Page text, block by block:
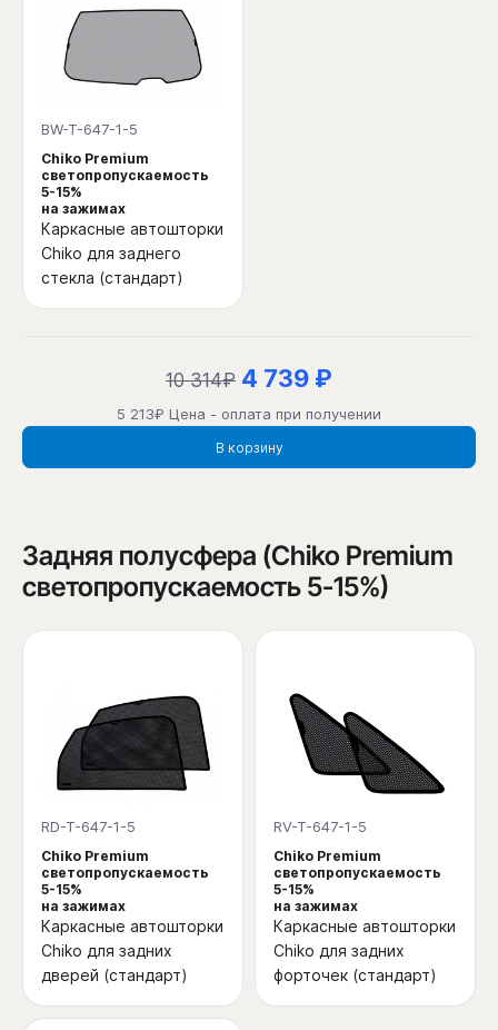
BW-T-647-1-5
Chiko Premium
светопропускаемость
5-15%
на зажимах
Каркасные автошторки
Chiko для заднего
стекла (стандарт)
10 314₽ 4 739 ₽
5 213₽ Цена - оплата при получении
В корзину
Задняя полусфера (Chiko Premium
светопропускаемость 5-15%)
RD-T-647-1-5
Chiko Premium
светопропускаемость
5-15%
на зажимах
Каркасные автошторки
Chiko для задних
дверей (стандарт)
RV-T-647-1-5
Chiko Premium
светопропускаемость
5-15%
на зажимах
Каркасные автошторки
Chiko для задних
форточек (стандарт)